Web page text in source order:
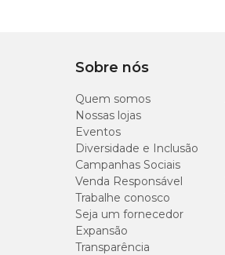
Sobre nós
Quem somos
Nossas lojas
Eventos
Diversidade e Inclusão
Campanhas Sociais
Venda Responsável
Trabalhe conosco
Seja um fornecedor
Expansão
Transparência